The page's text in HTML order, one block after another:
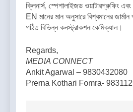
ক্লিনার্স, স্পেশালাইজড ওয়াটারপ্রুফিং
EN মানের মান অনুসারে বিশ্বমানের
গঠিত বিভিন্ন কনস্ট্রাকশন কেমিক্যাল।
Regards,
MEDIA CONNECT
Ankit Agarwal – 9830432080
Prerna Kothari Fomra-